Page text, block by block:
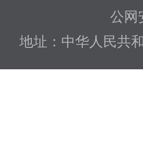
公网
地址：中华人民共